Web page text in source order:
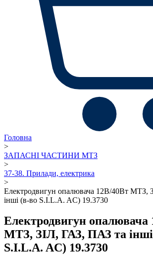
Головна
>
ЗАПАСНІ ЧАСТИНИ МТЗ
>
37-38. Прилади, електрика
>
Електродвигун опалювача 12В/40Вт МТЗ,
інші (в-во S.I.L.A. AC) 19.3730
Електродвигун опалювача
МТЗ, ЗІЛ, ГАЗ, ПАЗ та
S.I.L.A. AC) 19.3730